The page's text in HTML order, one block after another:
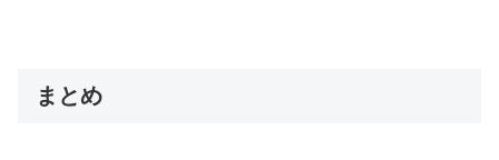
まとめ